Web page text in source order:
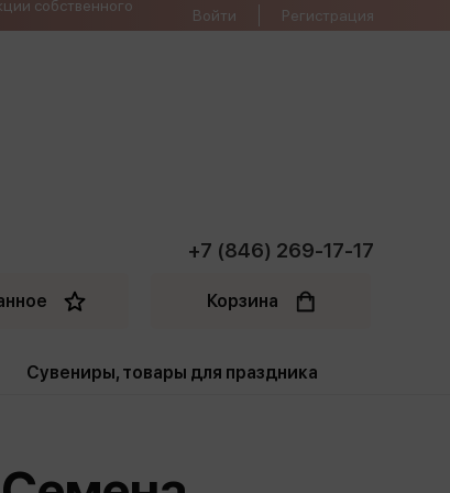
собственного
Войти Регистрация
+7 (846) 269-17-17
Корзина
Сувениры, товары для праздника